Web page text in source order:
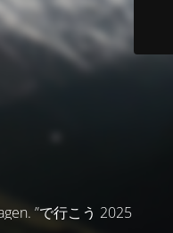
”で行こう 2025